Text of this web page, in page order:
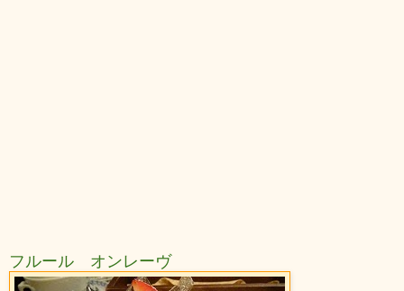
フルール オンレーヴ